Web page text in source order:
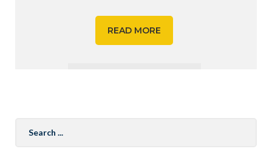
READ MORE
for: